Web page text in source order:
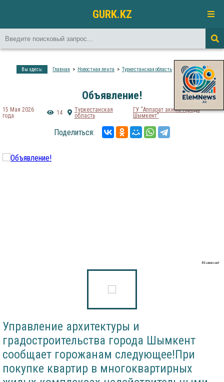
GURK.KZ
Вы здесь: Главная Новостная лента Туркестанская область Объявление!
Объявление!
15 Мая 2026
года
14
Туркестанская
область
​ГУ "Аппарат акима города
Шымкент"
Поделиться:
Объявление!
Управление архитектуры и
градостроительства города Шымкент
сообщает горожанам следующее!При
покупке квартир в многоквартирных